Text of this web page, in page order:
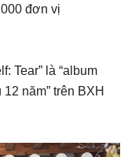
đơn vị
Tear” là “album
năm” trên BXH